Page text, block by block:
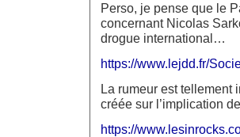
Perso, je pense que le
concernant Nicolas
drogue international…
https://www.lejdd.fr/
La rumeur est tellement
créée sur l’implication
https://